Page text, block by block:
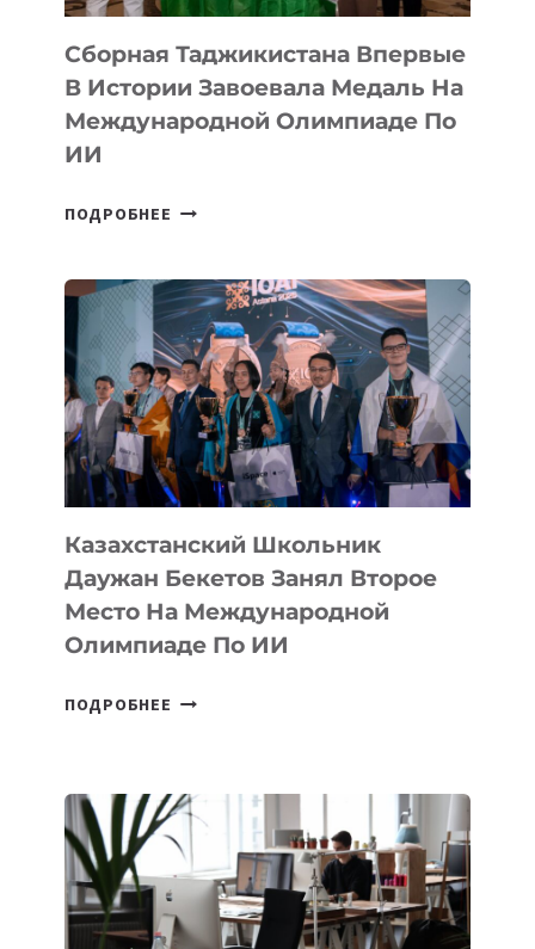
Сборная Таджикистана Впервые
В Истории Завоевала Медаль На
Международной Олимпиаде По
ИИ
ПОДРОБНЕЕ СБОРНАЯ
В
ИСТОРИИ
ЗАВОЕВАЛА
МЕДАЛЬ
НА
МЕЖДУНАРОДНОЙ
ОЛИМПИАДЕ
ПО
ИИ
Казахстанский Школьник
Даужан Бекетов Занял Второе
Место На Международной
Олимпиаде По ИИ
ПОДРОБНЕЕ КАЗАХСТАНСКИЙ
ЗАНЯЛ
ВТОРОЕ
МЕСТО
НА
МЕЖДУНАРОДНОЙ